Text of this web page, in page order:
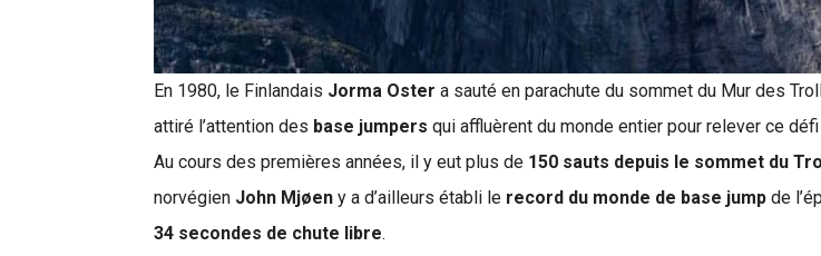
En 1980, le Finlandais Jorma Oster a sauté en parachute du sommet du Mur des
attiré l’attention des base jumpers qui affluèrent du monde entier pour relever ce
Au cours des premières années, il y eut plus de 150 sauts depuis le sommet du
norvégien John Mjøen y a d’ailleurs établi le record du monde de base jump de
34 secondes de chute libre.